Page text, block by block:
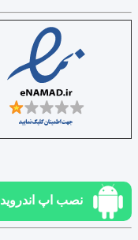
نصب اپ اندروید